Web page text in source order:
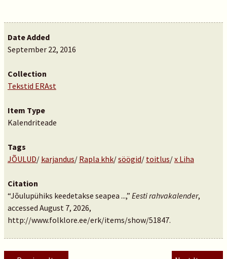
Date Added
September 22, 2016
Collection
Tekstid ERAst
Item Type
Kalendriteade
Tags
JÕULUD/ karjandus/ Rapla khk/söögid/ toitlus/x Liha
Citation
“Jõulupühiks keedetakse seapea ...,” Eesti rahvakalender,
accessed August 7, 2026,
http://www.folklore.ee/erk/items/show/51847.